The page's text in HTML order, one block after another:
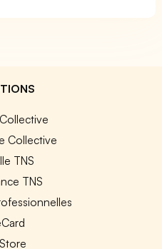
Collective
TNS
TNS